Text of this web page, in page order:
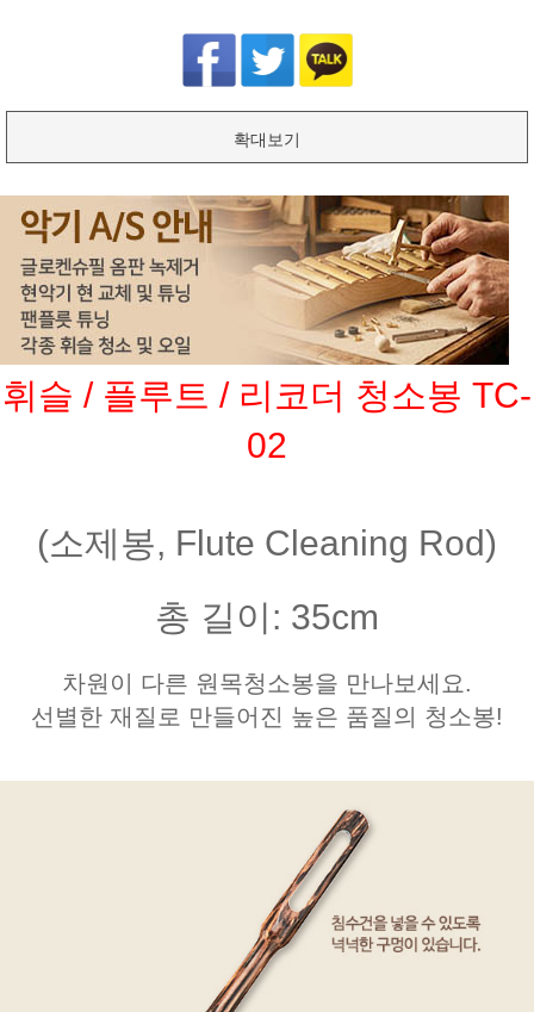
확대보기
휘슬 / 플루트 / 리코더 청소봉 TC-
02
(소제봉, Flute Cleaning Rod)
총 길이: 35cm
차원이 다른 원목청소봉을 만나보세요.
선별한 재질로 만들어진 높은 품질의 청소봉!